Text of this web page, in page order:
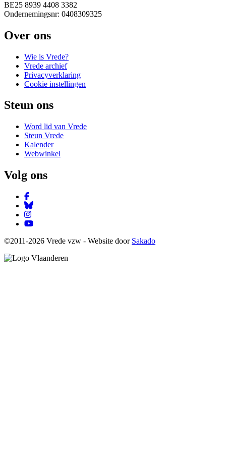
BE25 8939 4408 3382
Ondernemingsnr: 0408309325
Over ons
Wie is Vrede?
Vrede archief
Privacyverklaring
Cookie instellingen
Steun ons
Word lid van Vrede
Steun Vrede
Kalender
Webwinkel
Volg ons
©2011-2026 Vrede vzw - Website door Sakado
Image